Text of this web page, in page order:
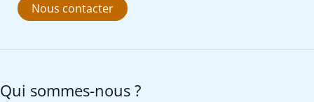
Nous contacter
Qui sommes-nous ?